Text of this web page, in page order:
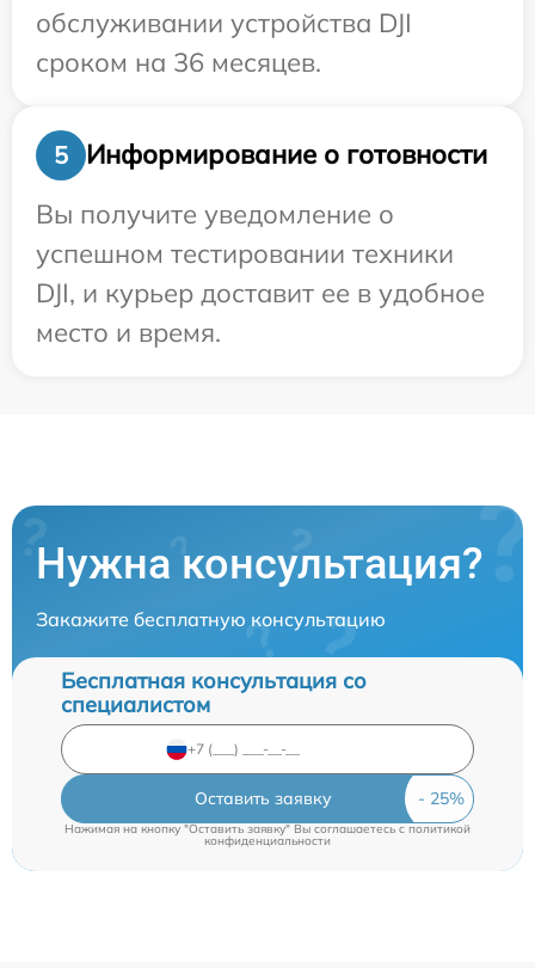
обслуживании устройства DJI
сроком на 36 месяцев.
5
Информирование о готовности
Вы получите уведомление о
успешном тестировании техники
DJI, и курьер доставит ее в удобное
место и время.
Нужна консультация?
Закажите бесплатную консультацию
Бесплатная консультация со
специалистом
Оставить заявку
Нажимая на кнопку "Оставить заявку" Вы соглашаетесь cполитикой
конфиденциальности